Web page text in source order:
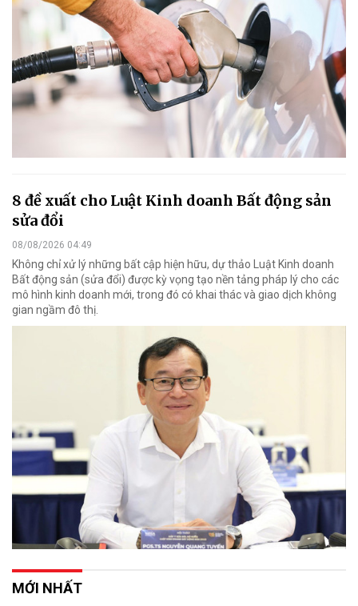
8 đề xuất cho Luật Kinh doanh Bất động sản
sửa đổi
08/08/2026 04:49
Không chỉ xử lý những bất cập hiện hữu, dự thảo Luật Kinh doanh
Bất động sản (sửa đổi) được kỳ vọng tạo nền tảng pháp lý cho các
mô hình kinh doanh mới, trong đó có khai thác và giao dịch không
gian ngầm đô thị.
MỚI NHẤT